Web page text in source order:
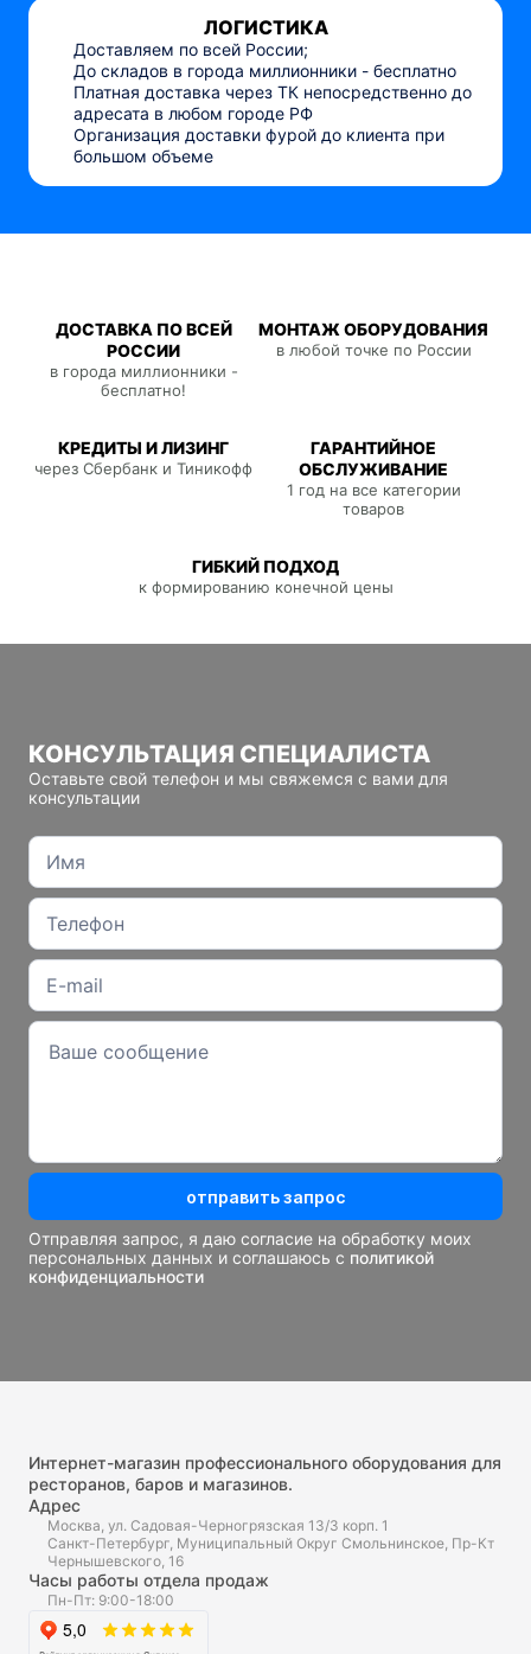
ЛОГИСТИКА
Доставляем по всей России;
До складов в города миллионники - бесплатно
Платная доставка через ТК непосредственно до
адресата в любом городе РФ
Организация доставки фурой до клиента при
большом объеме
ДОСТАВКА ПО ВСЕЙ
РОССИИ
в города миллионники -
бесплатно!
МОНТАЖ ОБОРУДОВАНИЯ
в любой точке по России
КРЕДИТЫ И ЛИЗИНГ
через Сбербанк и Тиникофф
ГАРАНТИЙНОЕ
ОБСЛУЖИВАНИЕ
1 год на все категории
товаров
ГИБКИЙ ПОДХОД
к формированию конечной цены
КОНСУЛЬТАЦИЯ СПЕЦИАЛИСТА
Оставьте свой телефон и мы свяжемся с вами для
консультации
отправить запрос
Отправляя запрос, я даю согласие на обработку моих
персональных данных и соглашаюсь с политикой
конфиденциальности
Интернет-магазин профессионального оборудования для
ресторанов, баров и магазинов.
Адрес
Москва, ул. Садовая-Черногрязская 13/3 корп. 1
Санкт-Петербург, Муниципальный Округ Смольнинское, Пр-Кт
Чернышевского, 16
Часы работы отдела продаж
Пн-Пт: 9:00-18:00